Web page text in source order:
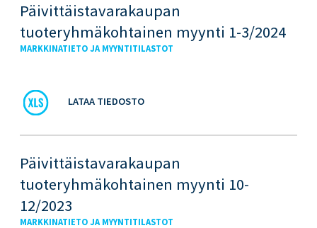
Päivittäistavarakaupan
tuoteryhmäkohtainen myynti 1-3/2024
MARKKINATIETO JA MYYNTITILASTOT
LATAA TIEDOSTO
Päivittäistavarakaupan
tuoteryhmäkohtainen myynti 10-
12/2023
MARKKINATIETO JA MYYNTITILASTOT